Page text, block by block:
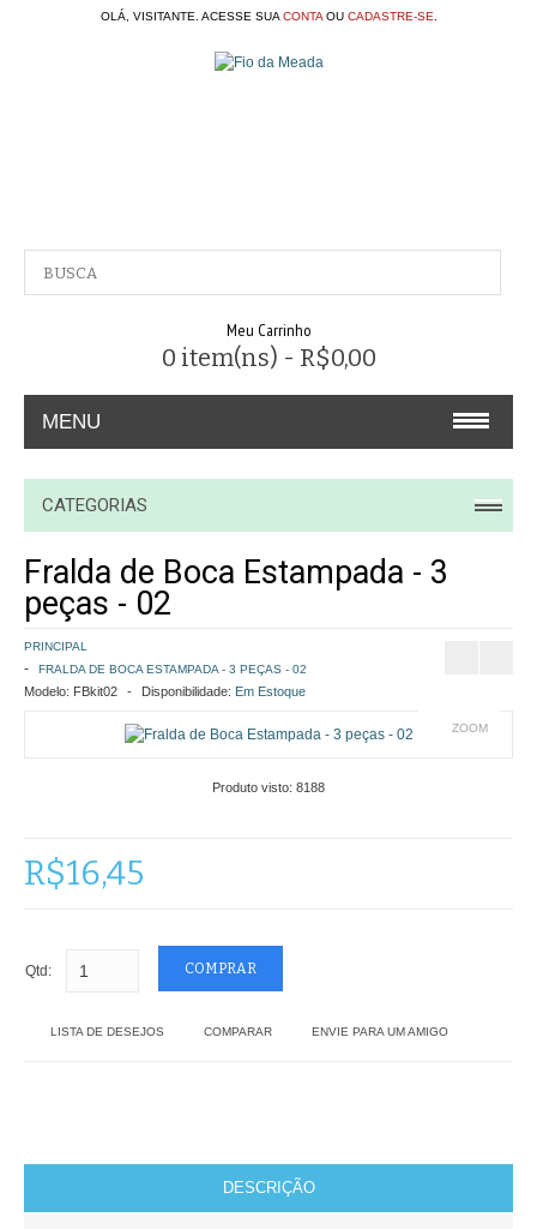
OLÁ, VISITANTE. ACESSE SUA CONTAOU CADASTRE-SE
Meu Carrinho
0 item(ns) - R$0,00
MENU
A EMPRESA
CONTATO
COMO COMPRAR
SIMULAR FRETE
FINALIZAR COMPRA
CATEGORIAS
Fralda de Boca Estampada - 3
peças - 02
PRINCIPAL
FRALDA DE BOCA ESTAMPADA - 3 PEÇAS - 02
Modelo: FBkit02 Disponibilidade: Em Estoque
ZOOM
Produto visto: 8188
R$16,45
Qtd:
LISTA DE DESEJOS COMPARAR ENVIE PARA UM AMIGO
DESCRIÇÃO